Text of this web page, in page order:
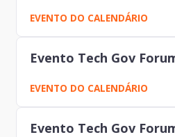
da Silva (Assessor da
Fabio Behrend (Infiniti)
Dantas...
EVENTO DO CALENDÁRIO
Evento Tech Gov
EVENTO DO CALENDÁRIO
Evento Tech Gov